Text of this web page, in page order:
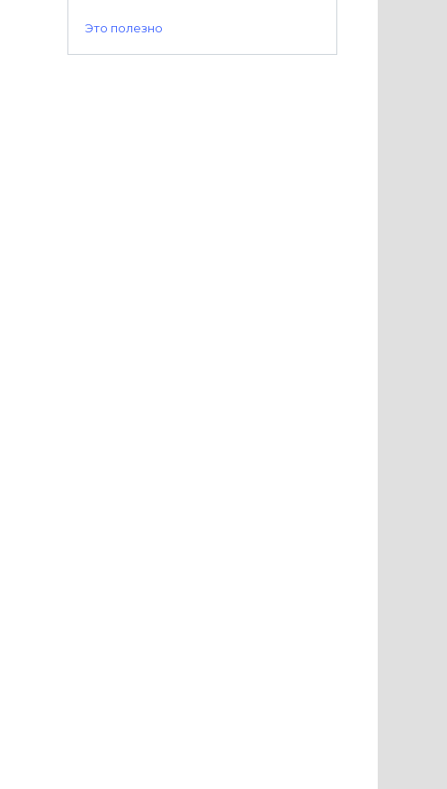
Это полезно